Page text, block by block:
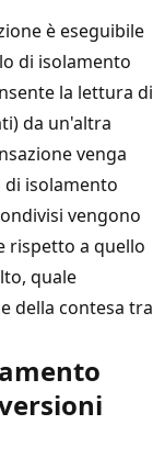
è eseguibile
di isolamento
la lettura di
da un'altra
venga
isolamento
vengono
rispetto a quello
quale
della contesa tra